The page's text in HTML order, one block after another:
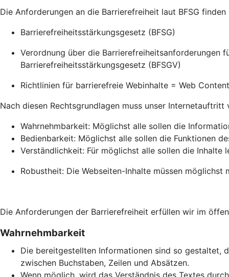
Die Anforderungen an die Barrierefreiheit laut BFSG
Barrierefreiheitsstärkungsgesetz (BFSG)
Verordnung über die Barrierefreiheitsanforderungen
Barrierefreiheitsstärkungsgesetz (BFSGV)
Richtlinien für barrierefreie Webinhalte = Web
Nach diesen Rechtsgrundlagen muss unser
Wahrnehmbarkeit: Möglichst alle sollen die
Bedienbarkeit: Möglichst alle sollen die Funktionen
Verständlichkeit: Für möglichst alle sollen die Inhalte
Robustheit: Die Webseiten-Inhalte müssen
Die Anforderungen der Barrierefreiheit erfüllen wir im
Wahrnehmbarkeit
Die bereitgestellten Informationen sind so gestaltet,
zwischen Buchstaben, Zeilen und Absätzen.
Wenn möglich, wird das Verständnis des Textes